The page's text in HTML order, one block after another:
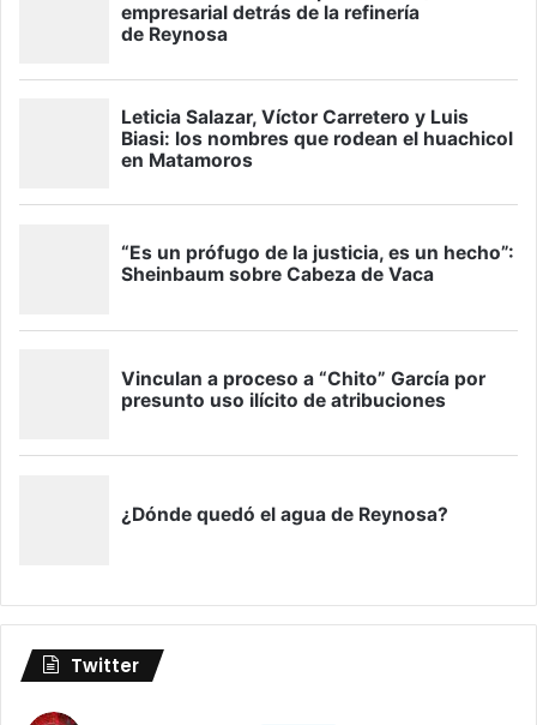
Twitter